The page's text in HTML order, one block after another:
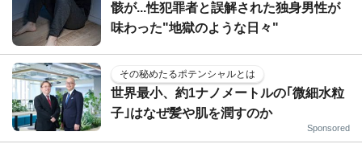
骸が...性犯罪者と誤解された独身男性が
味わった"地獄のような日々"
その秘めたるポテンシャルとは
世界最小、約1ナノメートルの｢微細水粒
子｣はなぜ髪や肌を潤すのか
Sponsored